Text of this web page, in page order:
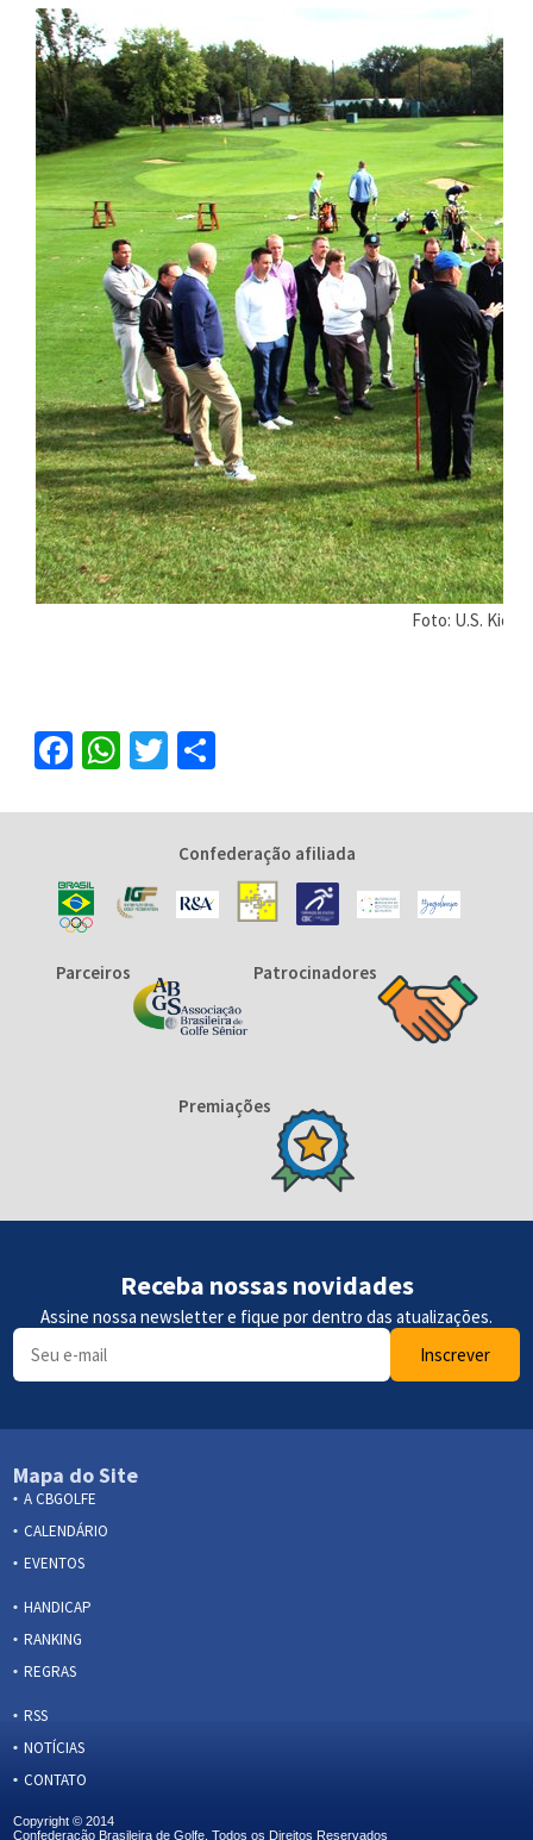
Foto: U.S. Kids
Facebook
WhatsApp
Twitter
Confederação afiliada
Parceiros Patrocinadores
Premiações
Receba nossas novidades
Assine nossa newsletter e fique por dentro das atualizações.
Inscrever
Mapa do Site
A CBGOLFE
CALENDÁRIO
EVENTOS
HANDICAP
RANKING
REGRAS
RSS
NOTÍCIAS
CONTATO
Copyright © 2014
Confederação Brasileira de Golfe. Todos os Direitos Reservados